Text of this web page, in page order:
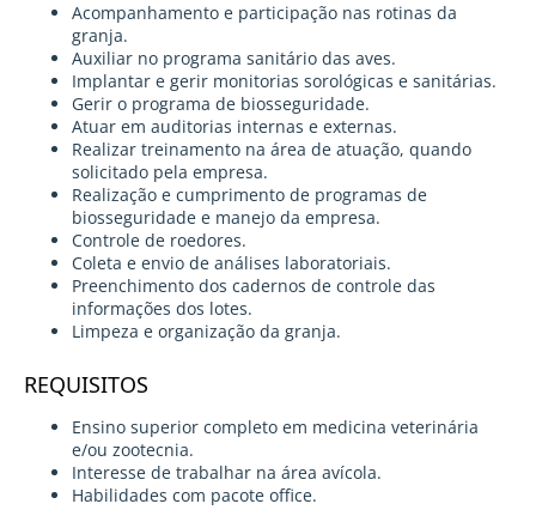
Acompanhamento e participação nas rotinas da
granja.
Auxiliar no programa sanitário das aves.
Implantar e gerir monitorias sorológicas e sanitárias.
Gerir o programa de biosseguridade.
Atuar em auditorias internas e externas.
Realizar treinamento na área de atuação, quando
solicitado pela empresa.
Realização e cumprimento de programas de
biosseguridade e manejo da empresa.
Controle de roedores.
Coleta e envio de análises laboratoriais.
Preenchimento dos cadernos de controle das
informações dos lotes.
Limpeza e organização da granja.
REQUISITOS
Ensino superior completo em medicina veterinária
e/ou zootecnia.
Interesse de trabalhar na área avícola.
Habilidades com pacote office.